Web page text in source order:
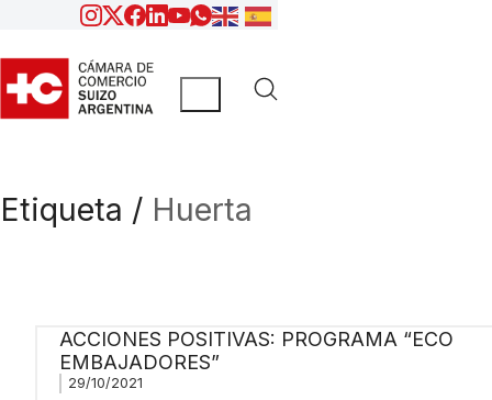
Etiqueta / Huerta
ACCIONES POSITIVAS: PROGRAMA “ECO
EMBAJADORES”
29/10/2021